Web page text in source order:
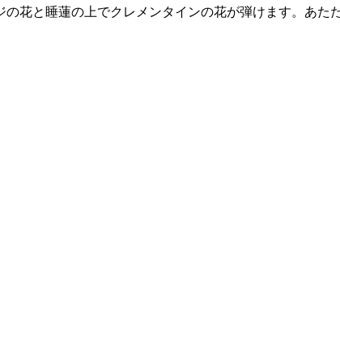
花と睡蓮の上でクレメンタインの花が弾けます。あ